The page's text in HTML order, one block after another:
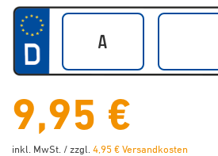
9,95 €
inkl. MwSt. / zzgl. 4,95 € Versandkosten